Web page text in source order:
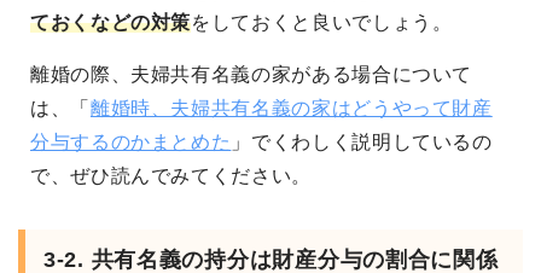
ておくなどの対策をしておくと良いでしょう。
離婚の際、夫婦共有名義の家がある場合について
は、「 離婚時、夫婦共有名義の家はどうやって財産
分与するのかまとめた 」でくわしく説明しているの
で、ぜひ読んでみてください。
3-2. 共有名義の持分は財産分与の割合に関係